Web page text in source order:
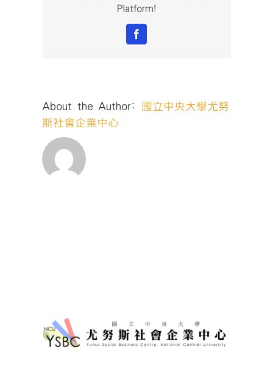
Platform!
Facebook
About the Author:
國立中央大學尤努
斯社會企業中心